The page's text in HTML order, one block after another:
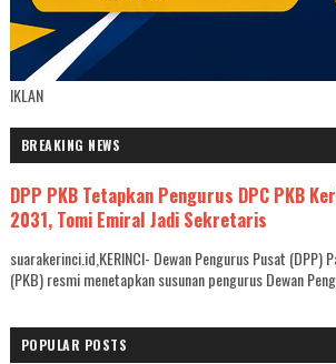
IKLAN
BREAKING NEWS
DPP PKB Tetapkan Pengurus DPC PKB
2031, Tomi Emiral Jadi Sekretaris
suarakerinci.id,KERINCI- Dewan Pengurus Pusat (DPP)
(PKB) resmi menetapkan susunan pengurus Dewan
POPULAR POSTS